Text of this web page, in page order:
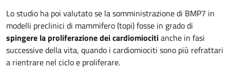
Lo studio ha poi valutato se la somministrazione di BMP7 in
modelli preclinici di mammifero (topi) fosse in grado di
spingere la proliferazione dei cardiomiocitianche in fasi
successive della vita, quando i cardiomiociti sono più refrattari
a rientrare nel ciclo e proliferare.